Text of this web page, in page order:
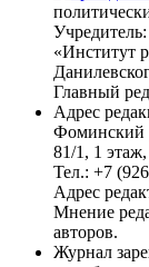
«Институт
Главный
Адрес
Фоминский
81/1, 1
Тел.: +7
Адрес
Мнение
авторов.
Журнал